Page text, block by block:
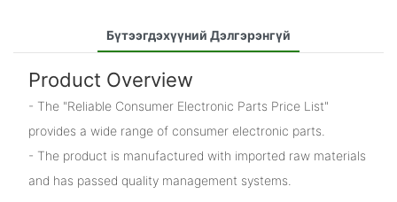
Бүтээгдэхүүний Дэлгэрэнгүй
Product Overview
- The "Reliable Consumer Electronic Parts Price List"
provides a wide range of consumer electronic parts.
- The product is manufactured with imported raw materials
and has passed quality management systems.